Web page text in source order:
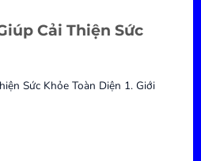
Cải Thiện Sức
Sức Khỏe Toàn Diện 1. Giới